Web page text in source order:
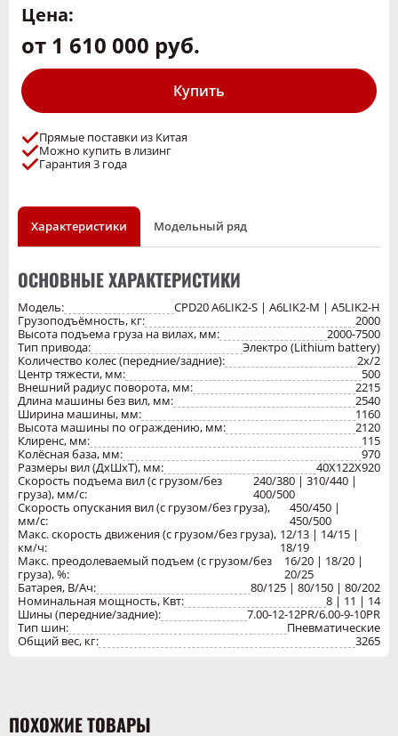
Экологичность:
выбросы и чистая работа в помещениях.
срок службы батареи – до 5 лет или 10 000
моточасов, при этом сохраняется не менее 75% емкости.
Безопасность:
многоуровневая система защиты – OPS (контроль
присутствия оператора), защита от перегрева, короткого замыкания,
уклонах.
Комфорт: широкий обзор через мачту, эргономичные сиденья с
просторным местом для ног, маленький диаметр рулевого колеса для
Функциональность:боковой доступ к аккумулятору для быстрой
замены и обслуживания, поддержка различных способов зарядки,
включая стандартный REMA-разъем и национальный стандартный
Надежность:усиленная конструкция мачты и обода колес,
системы и долговечные узлы.
Удобство обслуживания:легкий доступ к электрооборудованию и
гидравлике под сиденьем, простая диагностика неисправностей и
переключение интерфейса на китайский/английский язык.
Цена:
от 1 610 000 руб.
Купить
Прямые поставки из Китая
Можно купить в лизинг
Гарантия 3 года
Характеристики Модельный ряд
ОСНОВНЫЕ ХАРАКТЕРИСТИКИ
Модель:
CPD20 A6LIK2-S | A6LIK2-M | A5LIK2-H
Грузоподъёмность, кг:
2000
Высота подъема груза на вилах, мм:
2000-7500
Тип привода:
Электро (Lithium battery)
Количество колес (передние/задние):
2х/2
Центр тяжести, мм:
500
Внешний радиус поворота, мм:
2215
Длина машины без вил, мм:
2540
Ширина машины, мм:
1160
Высота машины по ограждению, мм:
2120
Клиренс, мм:
115
Колёсная база, мм:
970
Размеры вил (ДхШхТ), мм:
40X122X920
Скорость подъема вил (с грузом/без
груза), мм/с:
240/380 | 310/440 |
400/500
Скорость опускания вил (с грузом/без груза),
мм/с:
450/450 |
450/500
Макс. скорость движения (с грузом/без груза),
км/ч:
12/13 | 14/15 |
18/19
Макс. преодолеваемый подъем (с грузом/без
груза), %:
16/20 | 18/20 |
20/25
Батарея, В/Ач:
80/125 | 80/150 | 80/202
Номинальная мощность, Квт:
8 | 11 | 14
Шины (передние/задние):
7.00-12-12PR/6.00-9-10PR
Тип шин:
Пневматические
Общий вес, кг:
3265
ПОХОЖИЕ ТОВАРЫ